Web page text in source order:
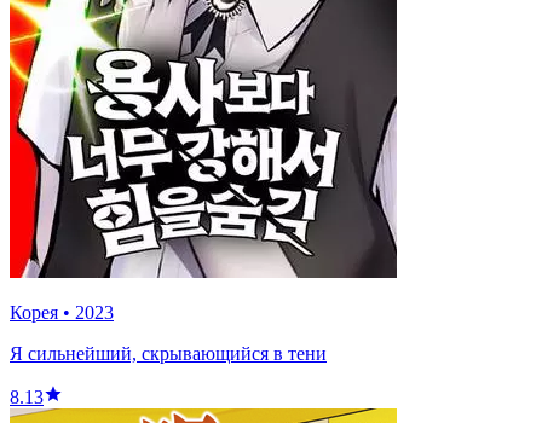
Корея • 2023
Я сильнейший, скрывающийся в тени
8.13